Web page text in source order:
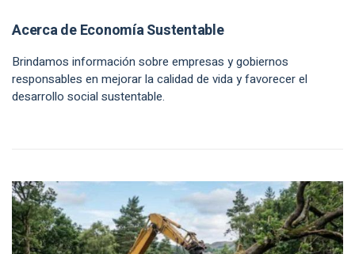
Acerca de Economía Sustentable
Brindamos información sobre empresas y gobiernos
responsables en mejorar la calidad de vida y favorecer el
desarrollo social sustentable.